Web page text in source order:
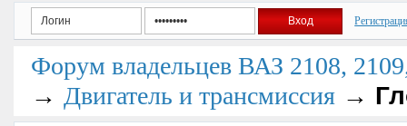
Форум владельцев ВАЗ 2108,
→ Двигатель и трансмиссия →